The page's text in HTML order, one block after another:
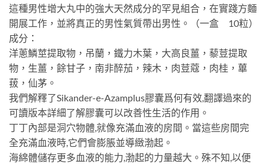
這種男性增大丸中的強大天然成分的罕見組合，在實踐方麵
開展工作，並將真正的男性氣質帶出男性。（一盒 10粒）
成分：
洋蔥鱗莖提取物，吊蘭，鐵力木葉，大高良薑，藜荳提取
物，生薑，餘甘子，南非醉茄，辣木，肉荳蔻，肉桂，蓽
菝，仙茅。
我們解釋了Sikander-e-Azamplus膠囊爲何有效,翻譯過來的
可讀版本詳細了解膠囊可以改善性生活的作用。
丁丁內部是洞穴物體,就像充滿血液的房間。當這些房間完
全充滿血液時,它們會膨脹並導緻渤起。
海綿體儲存更多血液的能力,渤起的力量越大。殊不知,以便